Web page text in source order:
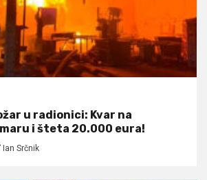
u radionici: Kvar na
i šteta 20.000 eura!
Ian Srčnik